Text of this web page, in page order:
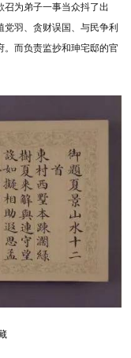
召为弟子一事当众抖了出
羽、贪财误国、与民争利
而负责监抄和珅宅邸的官